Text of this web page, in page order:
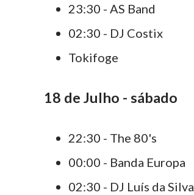
23:30 - AS Band
02:30 - DJ Costix
Tokifoge
18 de Julho - sábado
22:30 - The 80's
00:00 - Banda Europa
02:30 - DJ Luís da Silva